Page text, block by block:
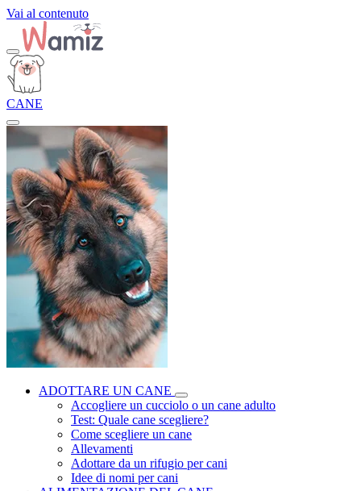
Vai al contenuto
CANE
ADOTTARE UN CANE
Accogliere un cucciolo o un cane adulto
Test: Quale cane scegliere?
Come scegliere un cane
Allevamenti
Adottare da un rifugio per cani
Idee di nomi per cani